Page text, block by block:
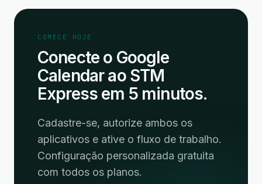
COMECE HOJE
Conecte o Google
Calendar ao STM
Express em 5 minutos.
Cadastre-se, autorize ambos os
aplicativos e ative o fluxo de trabalho.
Configuração personalizada gratuita
com todos os planos.